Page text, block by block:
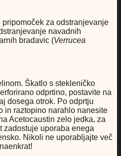
pripomoček za odstranjevanje
navadnih
bradavic (Verrucea
Škatlo s stekleničko
odprtino, postavite na
dosega otrok. Po odprtju
in raztopino narahlo nanesite
Acetocaustin zelo jedka, za
zadostuje uporaba enega
Nikoli ne uporabljajte več